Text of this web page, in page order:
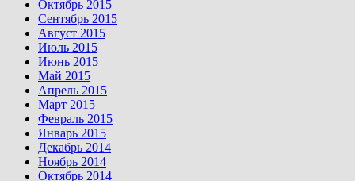
Октябрь 2015
Сентябрь 2015
Август 2015
Июль 2015
Июнь 2015
Май 2015
Апрель 2015
Март 2015
Февраль 2015
Январь 2015
Декабрь 2014
Ноябрь 2014
Октябрь 2014